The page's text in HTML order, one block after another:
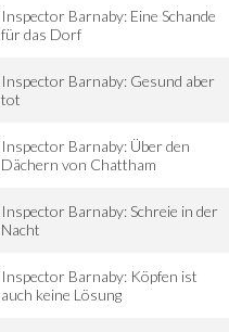
Inspector Barnaby: Eine Schande
für das Dorf
Inspector Barnaby: Gesund aber
tot
Inspector Barnaby: Über den
Dächern von Chattham
Inspector Barnaby: Schreie in der
Nacht
Inspector Barnaby: Köpfen ist
auch keine Lösung